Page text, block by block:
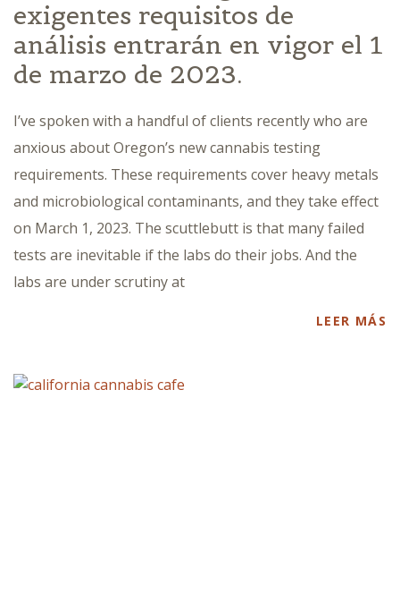
exigentes requisitos de
análisis entrarán en vigor el 1
de marzo de 2023.
I’ve spoken with a handful of clients recently who are
anxious about Oregon’s new cannabis testing
requirements. These requirements cover heavy metals
and microbiological contaminants, and they take effect
on March 1, 2023. The scuttlebutt is that many failed
tests are inevitable if the labs do their jobs. And the
labs are under scrutiny at
LEER MÁS